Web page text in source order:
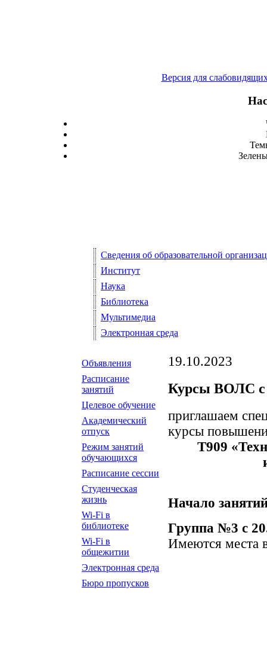
Версия для
Сведения об образовательной
Институт
Наука
Библиотека
Мультимедиа
Электронная среда
Объявления
Расписание
занятий
Целевое обучение
Академический
отпуск
Режим занятий
обучающихся
Расписание сессии
Студенческая
жизнь
Wi-Fi в
библиотеке
Wi-Fi в
общежитии
Электронная среда
Бюро пропусков
19.10.2023
Курсы ВОЛС с
приглашаем
курсы
Т909
Начало
Группа №3 с
Имеются места